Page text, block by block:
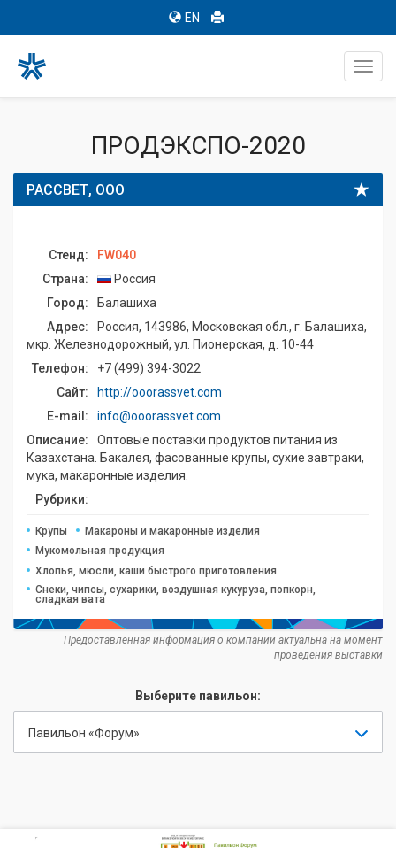
EN
ПРОДЭКСПО-2020
РАССВЕТ, ООО
Стенд:
FW040
Страна:
Россия
Город:
Балашиха
Адрес:
Россия, 143986, Московская обл., г. Балашиха,
мкр. Железнодорожный, ул. Пионерская, д. 10-44
Телефон:
+7 (499) 394-3022
Сайт:
http://ooorassvet.com
E-mail:
info@ooorassvet.com
Описание:
Оптовые поставки продуктов питания из
Казахстана. Бакалея, фасованные крупы, сухие завтраки,
мука, макаронные изделия.
Рубрики:
Крупы
Макароны и макаронные изделия
Мукомольная продукция
Хлопья, мюсли, каши быстрого приготовления
Снеки, чипсы, сухарики, воздушная кукуруза, попкорн,
сладкая вата
Предоставленная информация о компании актуальна на момент
проведения выставки
Выберите павильон:
Павильон «Форум»